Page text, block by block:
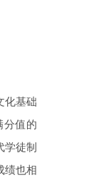
化基础
分值的
徒制
绩也相